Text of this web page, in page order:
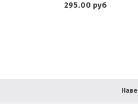
295.00 руб